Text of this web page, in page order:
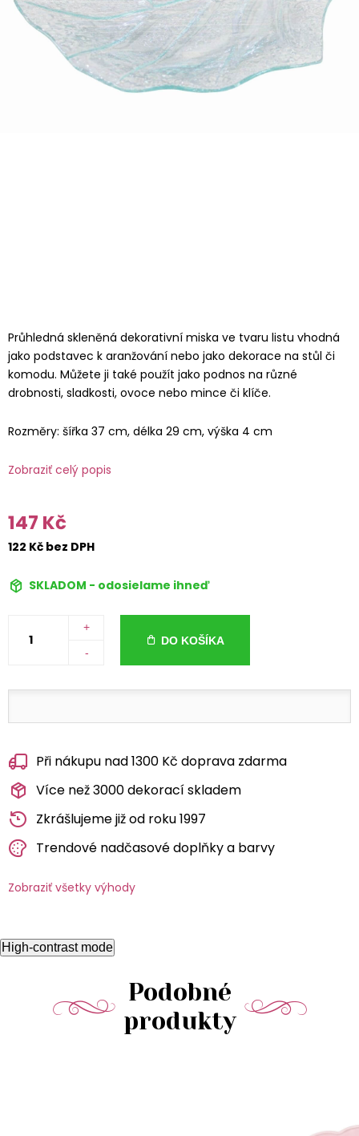
Průhledná skleněná dekorativní miska ve tvaru listu vhodná
jako podstavec k aranžování nebo jako dekorace na stůl či
komodu. Můžete ji také použít jako podnos na různé
drobnosti, sladkosti, ovoce nebo mince či klíče.
Rozměry: šířka 37 cm, délka 29 cm, výška 4 cm
Zobraziť celý popis
147 Kč
122 Kč bez DPH
SKLADOM - odosielame ihneď
+
-
DO KOŠÍKA
Při nákupu nad 1300 Kč doprava zdarma
Více než 3000 dekorací skladem
Zkrášlujeme již od roku 1997
Trendové nadčasové doplňky a barvy
Zobraziť všetky výhody
High-contrast mode
Podobné
produkty